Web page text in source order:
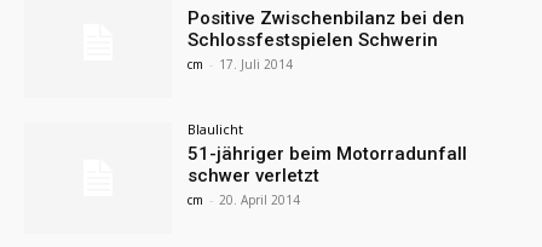
Positive Zwischenbilanz bei den
Schlossfestspielen Schwerin
cm - 17. Juli 2014
Blaulicht
51-jähriger beim Motorradunfall
schwer verletzt
cm - 20. April 2014